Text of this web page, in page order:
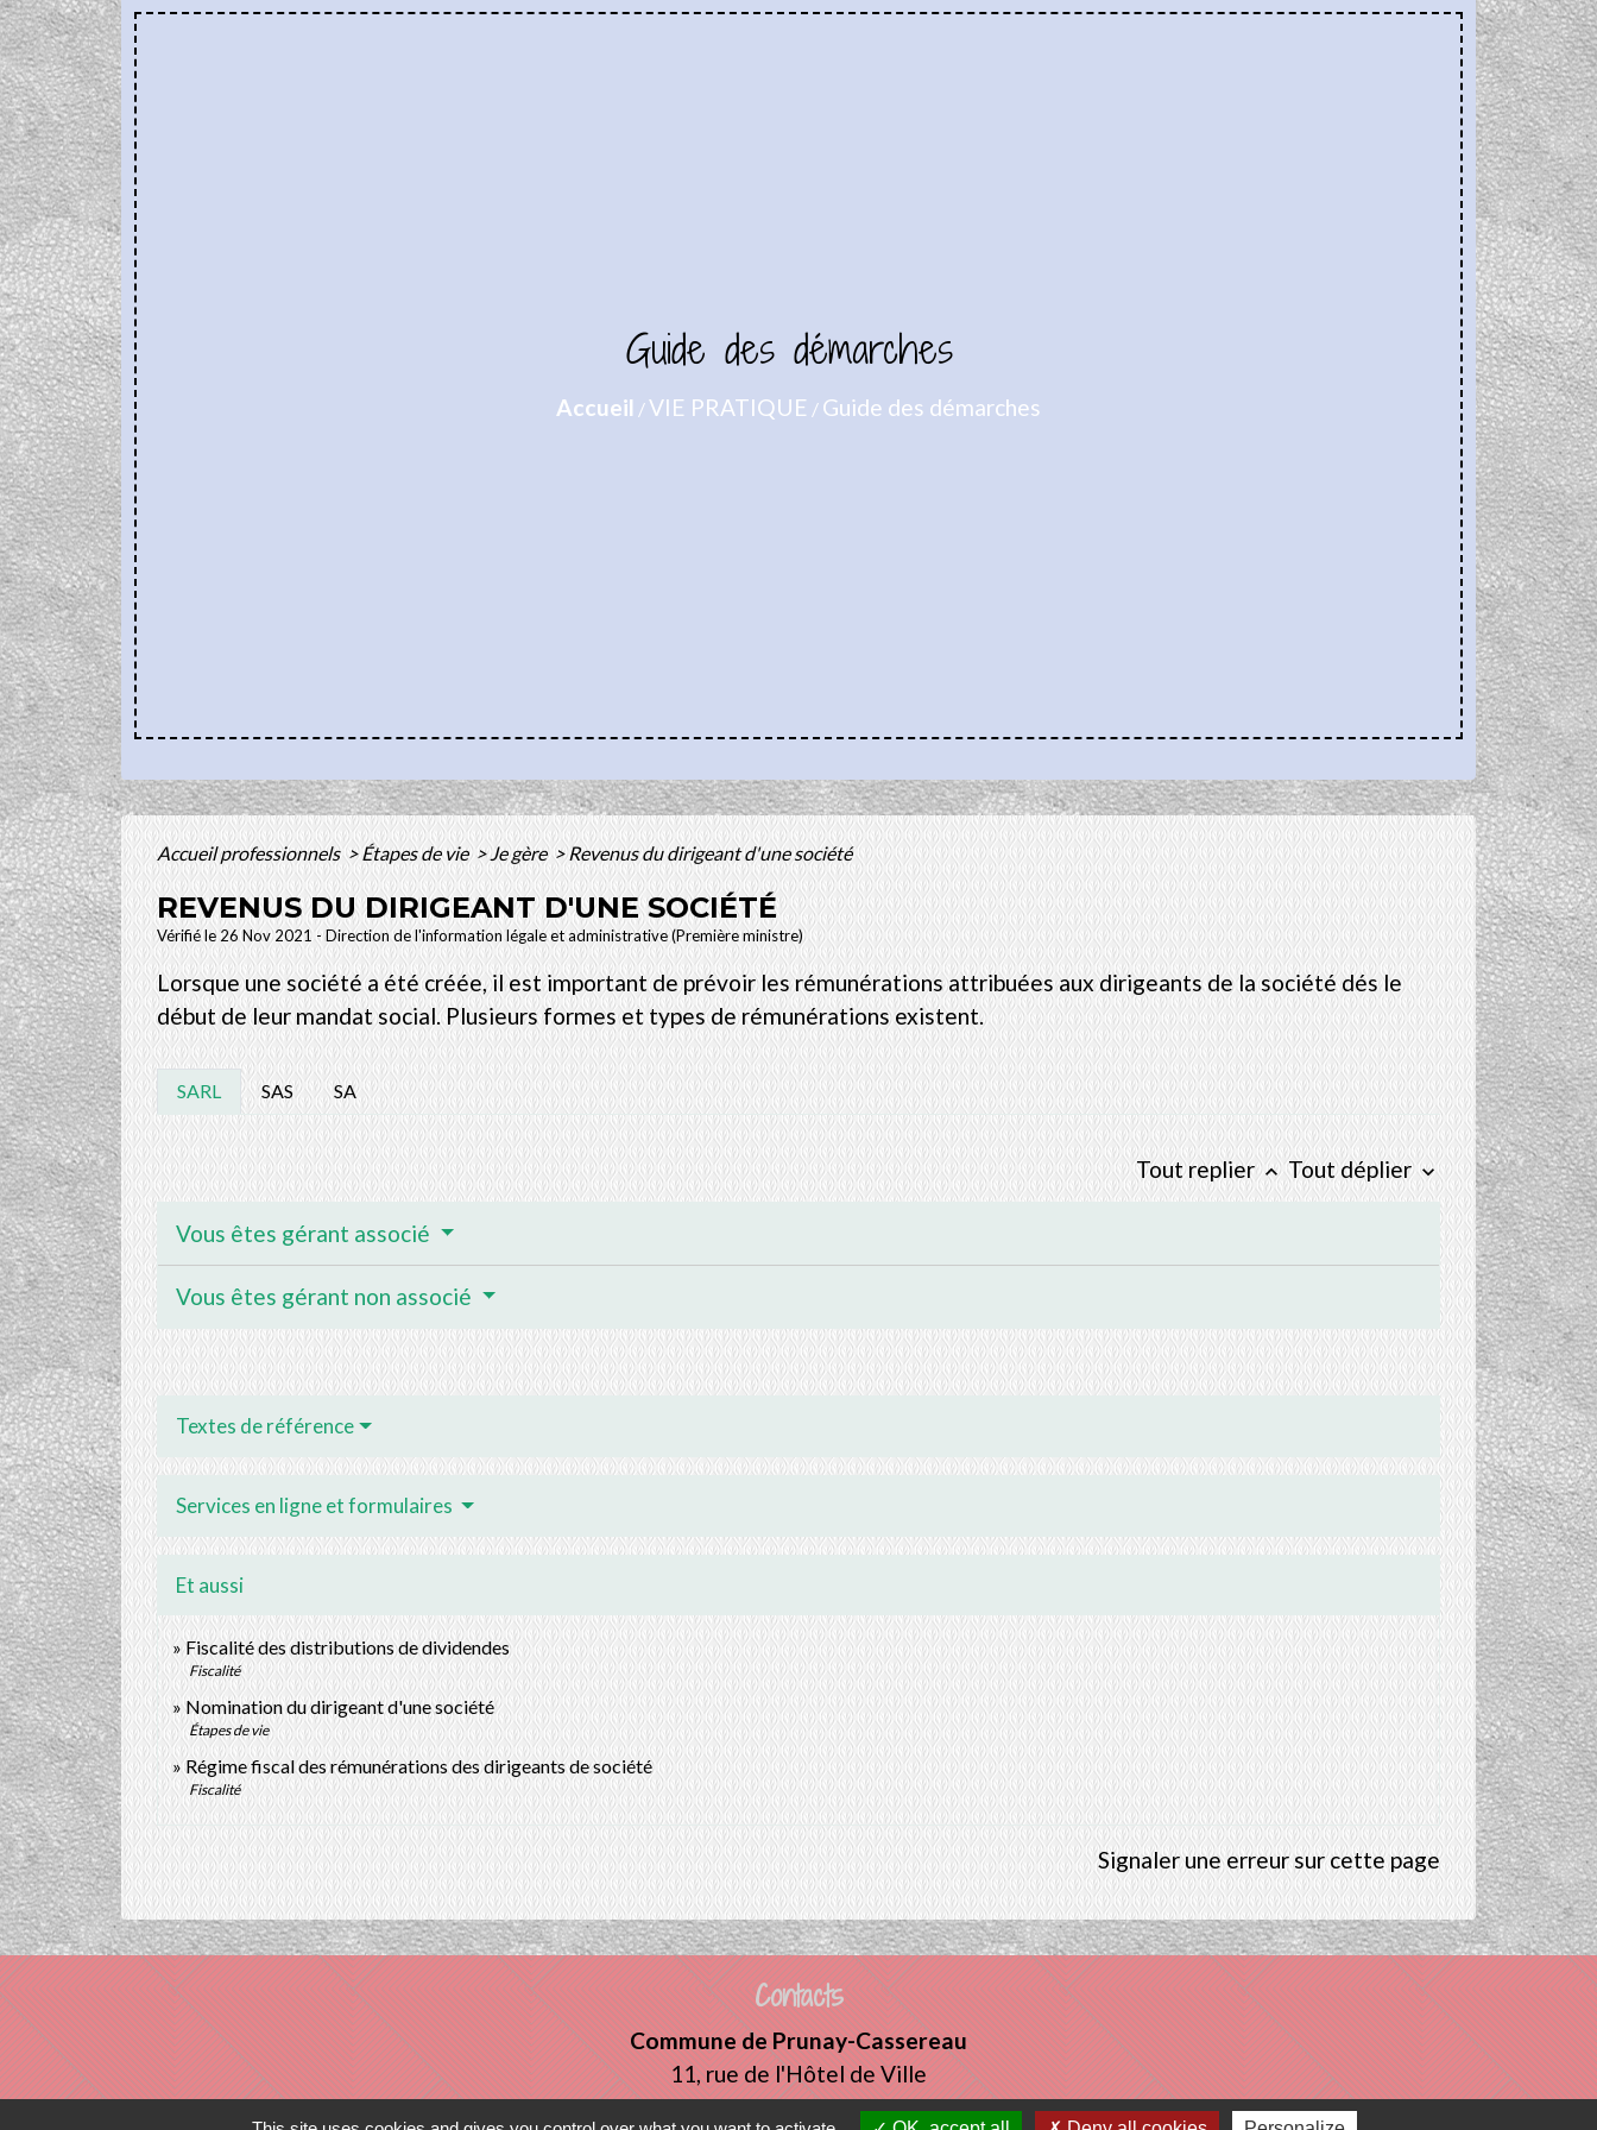
Guide des démarches
Accueil /VIE PRATIQUE / Guide des démarches
Accueil professionnels> Étapes de vie>Je gère > Revenus du dirigeant d'une société
REVENUS DU DIRIGEANT D'UNE SOCIÉTÉ
Vérifié le 26 Nov 2021 - Direction de l'information légale et administrative (Première ministre)
Lorsque une société a été créée, il est important de prévoir les rémunérations attribuées aux dirigeants de la société dés le
début de leur mandat social. Plusieurs formes et types de rémunérations existent.
SARL SAS SA
Tout replierkeyboard_arrow_up Tout déplier keyboard_arrow_down
Vous êtes gérant associé
Vous êtes gérant non associé
Textes de référence
Services en ligne et formulaires
Et aussi
Fiscalité des distributions de dividendes
Fiscalité
Nomination du dirigeant d'une société
Étapes de vie
Régime fiscal des rémunérations des dirigeants de société
Fiscalité
Signaler une erreur sur cette page
Contacts
Commune de Prunay-Cassereau
11, rue de l'Hôtel de Ville
41310 Prunay-Cassereau - FRANCE